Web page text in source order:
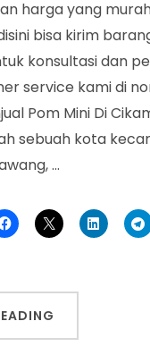
Cikampek
harga yang
bisa kirim
konsultasi dan
service kami di
Pom Mini Di
sebuah kota
…